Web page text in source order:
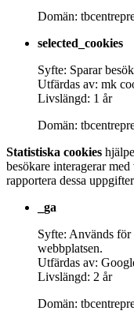
Domän:
selected_cookies
Syfte: Sparar
Utfärdas av: mk
Livslängd: 1 år
Domän:
Statistiska cookies
besökare interagerar
rapportera dessa
_ga
Syfte: Används för
webbplatsen.
Utfärdas av:
Livslängd: 2 år
Domän: